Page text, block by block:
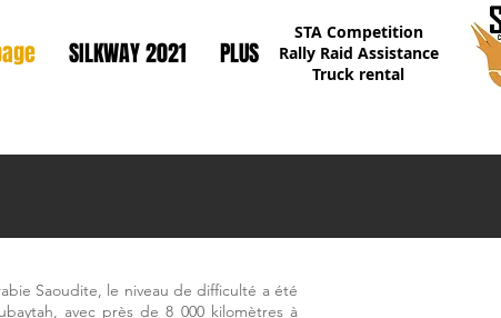
SILKWAY 2021 PLUS
STA Competition
Rally Raid Assistance
Truck rental
Saoudite, le niveau de difficulté a été
avec près de 8 000 kilomètres à